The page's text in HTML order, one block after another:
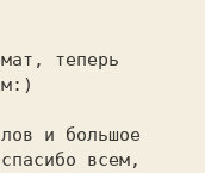
теперь
и большое
всем,